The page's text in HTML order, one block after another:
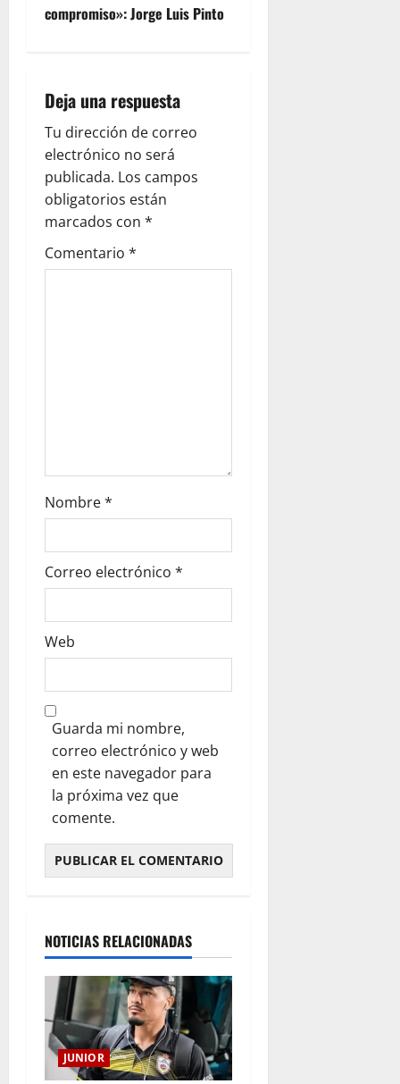
compromiso»: Jorge Luis Pinto
Deja una respuesta
Tu dirección de correo
electrónico no será
publicada. Los campos
obligatorios están
marcados con *
Comentario *
Nombre*
Correo electrónico *
Web
Guarda mi nombre,
correo electrónico y web
en este navegador para
la próxima vez que
comente.
NOTICIAS RELACIONADAS
JUNIOR